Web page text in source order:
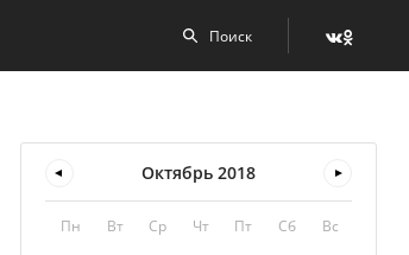
Октябрь 2018
Пн Вт Ср Чт Пт Сб Вс